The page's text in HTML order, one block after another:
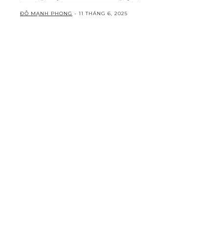
ĐỖ MẠNH PHONG - 11 THÁNG 6, 2025